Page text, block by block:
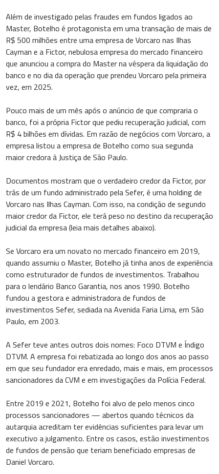
Além de investigado pelas fraudes em fundos ligados ao
Master, Botelho é protagonista em uma transação de mais de
R$ 500 milhões entre uma empresa de Vorcaro nas Ilhas
Cayman e a Fictor, nebulosa empresa do mercado financeiro
que anunciou a compra do Master na véspera da liquidação do
banco e no dia da operação que prendeu Vorcaro pela primeira
vez, em 2025.
Pouco mais de um mês após o anúncio de que compraria o
banco, foi a própria Fictor que pediu recuperação judicial, com
R$ 4 bilhões em dívidas. Em razão de negócios com Vorcaro, a
empresa listou a empresa de Botelho como sua segunda
maior credora à Justiça de São Paulo.
Documentos mostram que o verdadeiro credor da Fictor, por
trás de um fundo administrado pela Sefer, é uma holding de
Vorcaro nas Ilhas Cayman. Com isso, na condição de segundo
maior credor da Fictor, ele terá peso no destino da recuperação
judicial da empresa (leia mais detalhes abaixo).
Se Vorcaro era um novato no mercado financeiro em 2019,
quando assumiu o Master, Botelho já tinha anos de experiência
como estruturador de fundos de investimentos. Trabalhou
para o lendário Banco Garantia, nos anos 1990. Botelho
fundou a gestora e administradora de fundos de
investimentos Sefer, sediada na Avenida Faria Lima, em São
Paulo, em 2003.
A Sefer teve antes outros dois nomes: Foco DTVM e Índigo
DTVM. A empresa foi rebatizada ao longo dos anos ao passo
em que seu fundador era enredado, mais e mais, em processos
sancionadores da CVM e em investigações da Polícia Federal.
Entre 2019 e 2021, Botelho foi alvo de pelo menos cinco
processos sancionadores — abertos quando técnicos da
autarquia acreditam ter evidências suficientes para levar um
executivo a julgamento. Entre os casos, estão investimentos
de fundos de pensão que teriam beneficiado empresas de
Daniel Vorcaro.